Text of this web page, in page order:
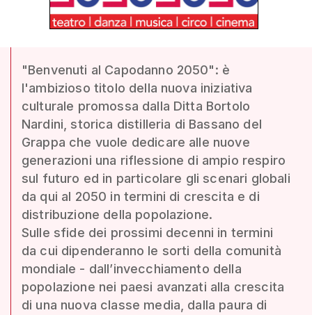
"Benvenuti al Capodanno 2050": è
l'ambizioso titolo della nuova iniziativa
culturale promossa dalla Ditta Bortolo
Nardini, storica distilleria di Bassano del
Grappa che vuole dedicare alle nuove
generazioni una riflessione di ampio respiro
sul futuro ed in particolare gli scenari globali
da qui al 2050 in termini di crescita e di
distribuzione della popolazione.
Sulle sfide dei prossimi decenni in termini
da cui dipenderanno le sorti della comunità
mondiale - dall’invecchiamento della
popolazione nei paesi avanzati alla crescita
di una nuova classe media, dalla paura di